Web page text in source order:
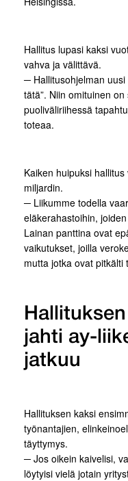
Hallitus lupasi kaksi
vahva ja välittävä.
─ Hallitusohjelman uusi
tätä”. Niin omituinen
puoliväliriihessä
toteaa.
Kaiken huipuksi
miljardin.
─ Liikumme todella
eläkerahastoihin,
Lainan panttina ovat
vaikutukset, joilla
mutta jotka ovat pitkälti
jahti ay-
jatkuu
Hallituksen kaksi
työnantajien,
täyttymys.
─ Jos oikein kaivelisi,
löytyisi vielä jotain